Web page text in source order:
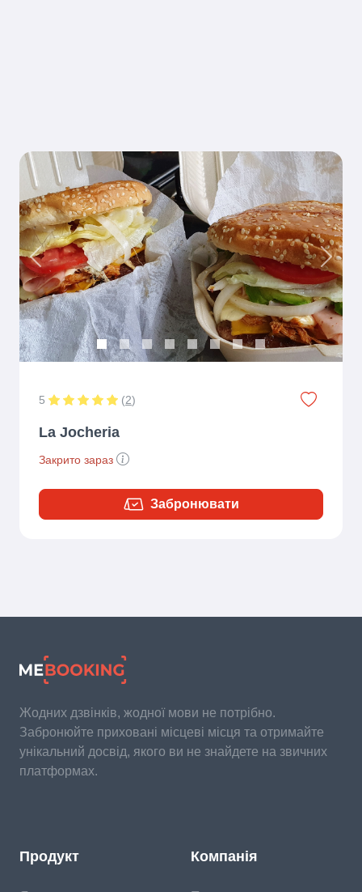
Previous Next
5 (2)
La Jocheria
Закрито зараз
Забронювати
Жодних дзвінків, жодної мови не потрібно.
Забронюйте приховані місцеві місця та отримайте
унікальний досвід, якого ви не знайдете на звичних
платформах.
Продукт Компанія